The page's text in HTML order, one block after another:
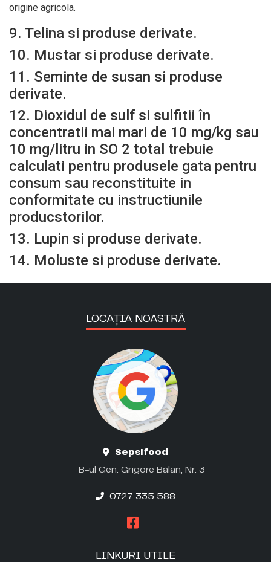
origine agricola.
9. Telina si produse derivate.
10. Mustar si produse derivate.
11. Seminte de susan si produse
derivate.
12. Dioxidul de sulf si sulfitii în
concentratii mai mari de 10 mg/kg sau
10 mg/litru in SO 2 total trebuie
calculati pentru produsele gata pentru
consum sau reconstituite in
conformitate cu instructiunile
producstorilor.
13. Lupin si produse derivate.
14. Moluste si produse derivate.
LOCAȚIA NOASTRĂ
Sepsifood
B-ul Gen. Grigore Bălan, Nr. 3
0727 335 588
LINKURI UTILE